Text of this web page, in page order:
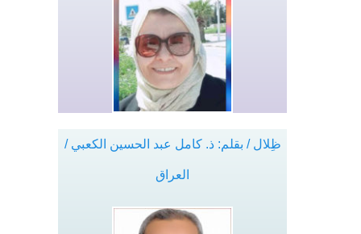
ظِلال / بقلم: ذ. كامل عبد الحسين الكعبي /
العراق